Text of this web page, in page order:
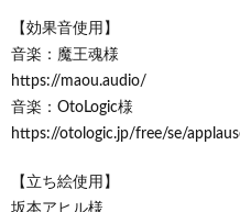
【効果音使用】
音楽：魔王魂様
https://maou.audio/
音楽：OtoLogic様
https://otologic.jp/free/se/
【立ち絵使用】
坂本アヒル様